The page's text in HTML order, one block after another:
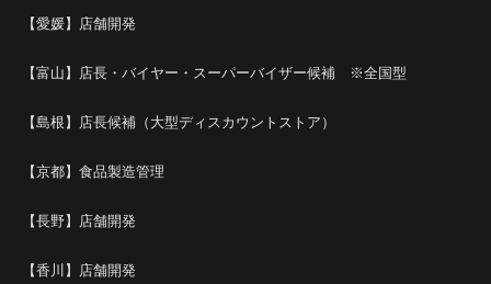
【愛媛】店舗開発
【富山】店長・バイヤー・スーパーバイザー候補 ※全国型
【島根】店長候補（大型ディスカウントストア）
【京都】食品製造管理
【長野】店舗開発
【香川】店舗開発